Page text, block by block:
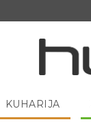
KUHARIJA